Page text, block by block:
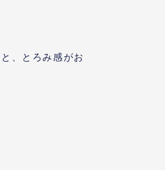
、とろみ感がお